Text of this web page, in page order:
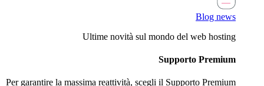
Blog news
Ultime novità sul mondo del web hosting
Supporto Premium
Per garantire la massima reattività, scegli il Supporto Premium